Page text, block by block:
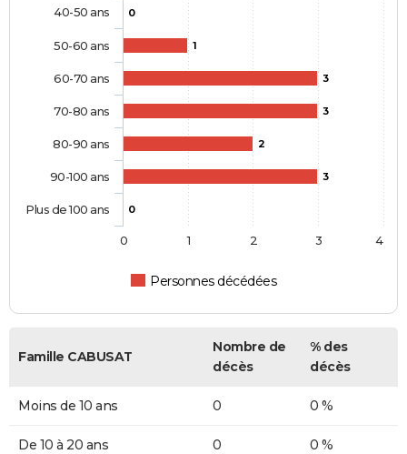
0
1
3
3
2
3
0
Personnes décédées
40-50 ans
50-60 ans
60-70 ans
70-80 ans
80-90 ans
90-100 ans
Plus de 100 ans
0 1 2 3 4
Famille CABUSAT
Nombre de
décès
% des
décès
Moins de 10 ans 0 0 %
De 10 à 20 ans 0 0 %